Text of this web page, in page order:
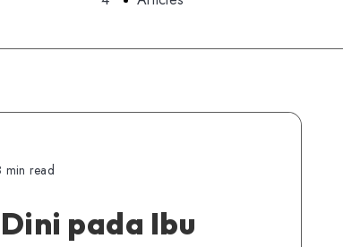
min read
pada Ibu